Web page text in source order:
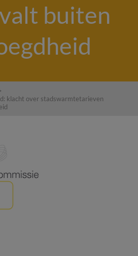
buiten
klacht over stadswarmtetarieven